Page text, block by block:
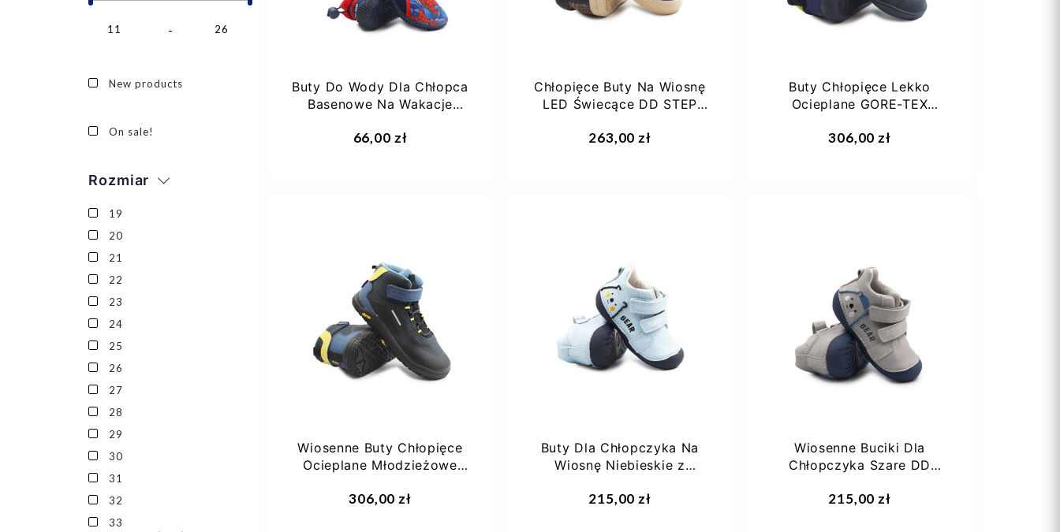
11 26
New products
On sale!
Rozmiar
19
20
21
22
23
24
25
26
27
28
29
30
31
32
33
Buty Do Wody Dla Chłopca
Basenowe Na Wakacje
66,00 zł
26 27
29
+4
Chłopięce Buty Na Wiosnę
LED Świecące DD STEP
263,00 zł
25 29
Buty Chłopięce Lekko
Ocieplane GORE-TEX
306,00 zł
28 29
31
+2
Wiosenne Buty Chłopięce
Ocieplane Młodzieżowe
306,00 zł
Buty Dla Chłopczyka Na
Wiosnę Niebieskie z
215,00 zł
Wiosenne Buciki Dla
Chłopczyka Szare DD
Grey
215,00 zł